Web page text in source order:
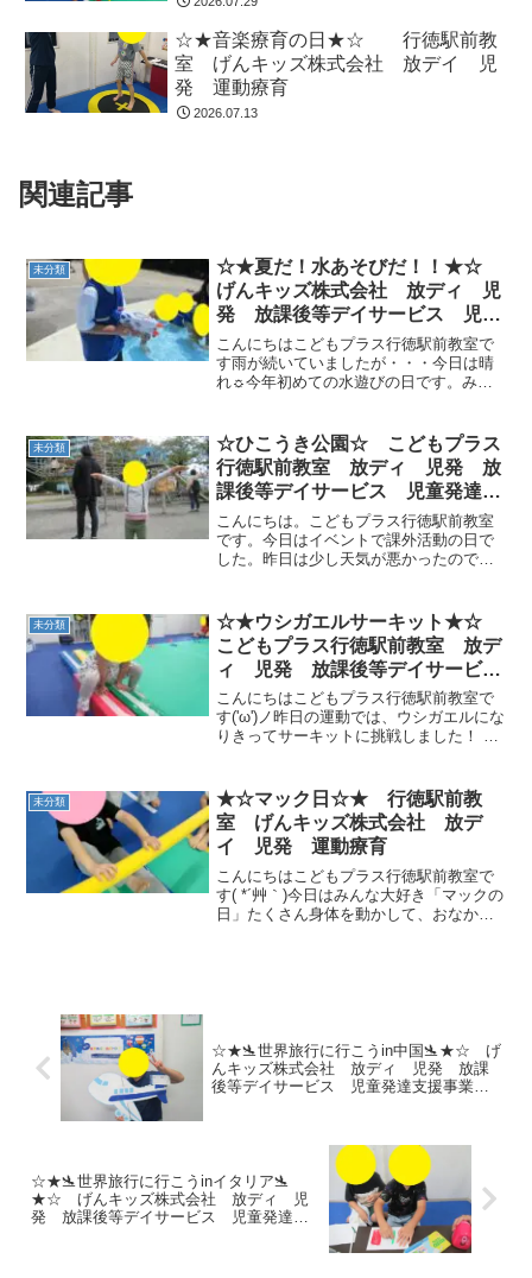
☆★音楽療育の日★☆ 行徳駅前教
室 げんキッズ株式会社 放デイ 児
発 運動療育
2026.07.13
関連記事
未分類
☆★夏だ！水あそびだ！！★☆
げんキッズ株式会社 放ディ 児
発 放課後等デイサービス 児童
発達支援事業 無料送迎 発達障
害 運動療育 行徳 行徳駅前
南行徳 妙典 市川市 江戸川区
ダウン症 ADHD
こんにちはこどもプラス行徳駅前教室で
す雨が続いていましたが・・・今日は晴
れ☼今年初めての水遊びの日です。みん
気な太陽が出てきました。公園に着くと
水鉄砲をもって一目散に噴...
未分類
☆ひこうき公園☆ こどもプラス
行徳駅前教室 放ディ 児発 放
課後等デイサービス 児童発達支
援事業 無料送迎 発達障害
運動療育 行徳 行徳駅前 南行
徳 妙典 市川市
こんにちは。こどもプラス行徳駅前教室
です。今日はイベントで課外活動の日で
した。昨日は少し天気が悪かったので、
に遊びに行ってきました。なぜタイトル
が、ひこうき公園...
未分類
☆★ウシガエルサーキット★☆
こどもプラス行徳駅前教室 放デ
ィ 児発 放課後等デイサービ
ス 児童発達支援事業 無料送
迎 発達障害 運動療育 行
徳 行徳駅前 南行徳 妙典 市
こんにちはこどもプラス行徳駅前教室で
す('ω')ノ昨日の運動では、ウシガエルにな
りきってサーキットに挑戦しました！ 平
ウシガエルジャンプで開脚座りをしたり
しました♪ウシガ...
未分類
★☆マック日☆★ 行徳駅前教
室 げんキッズ株式会社 放デ
イ 児発 運動療育
こんにちはこどもプラス行徳駅前教室で
す( *´艸｀)今日はみんな大好き「マックの
日」たくさん身体を動かして、おなかペ
☆★🛬世界旅行に行こうin中国🛬★☆ げ
んキッズ株式会社 放ディ 児発 放課
後等デイサービス 児童発達支援事業
☆★🛬世界旅行に行こうinイタリア🛬
★☆ げんキッズ株式会社 放ディ 児
発 放課後等デイサービス 児童発達支